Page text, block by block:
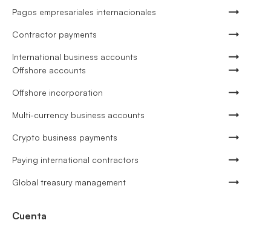
Pagos empresariales internacionales
Contractor payments
International business accounts
Offshore accounts
Offshore incorporation
Multi-currency business accounts
Crypto business payments
Paying international contractors
Global treasury management
Cuenta